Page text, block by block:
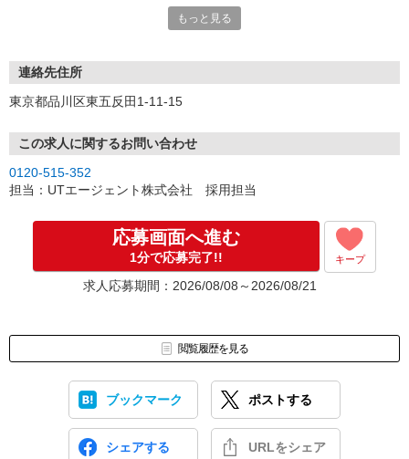
ますことをご了承ください。
す。
そちらからの面接予約は可能となりますので、ぜひご利用ください
ませ。
スマホで面接を受けることもできます！
お気軽にご相談ください！
※弊社よりお電話を差し上げる場合は、 「0120-332-368」の番号
▼電話応募の流れ▼
【2】電話面接またはWEB面接（所要時間15分程度）
【3】選考（面接は電話面接1回のみ！）
応募後すぐに電話面接も可能です。
面接は履歴書不要＆最短15分程度で完了します。
もっと見る
連絡先住所
東京都品川区東五反田1-11-15
この求人に関するお問い合わせ
0120-515-352
担当：UTエージェント株式会社 採用担当
応募画面へ進む
1分で応募完了!! キープ
求人応募期間：2026/08/08～2026/08/21
閲覧履歴を見る
ブックマーク ポストする
シェアする URLをシェア